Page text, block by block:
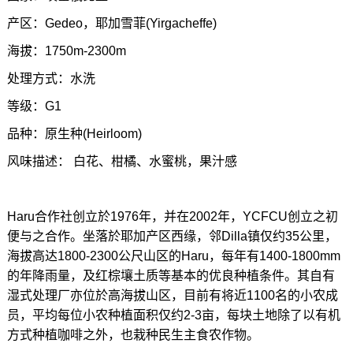
产区：Gedeo，耶加雪菲(Yirgacheffe)
海拔：1750m-2300m
处理方式：水洗
等级：G1
品种：原生种(Heirloom)
风味描述： 白花、柑橘、水蜜桃，果汁感
Haru合作社创立於1976年，并在2002年，YCFCU创立之初
便与之合作。坐落於耶加产区西缘，邻Dilla镇仅约35公里，
海拔高达1800-2300公尺山区的Haru，每年有1400-1800mm
的年降雨量，及红棕壤土质等基本的优良种植条件。其自有
湿式处理厂亦位於高海拔山区，目前有将近1100名的小农成
员，平均每位小农种植面积仅约2-3亩，每块土地除了以有机
方式种植咖啡之外，也栽种民生主食农作物。